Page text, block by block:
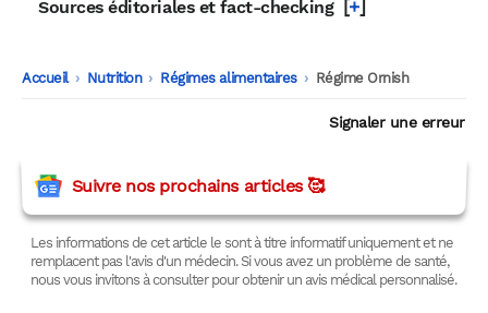
Sources éditoriales et fact-checking [+]
Accueil -
Nutrition -
Régimes alimentaires -
Régime Ornish
Signaler une erreur
Suivre nos prochains articles 🥰
Les informations de cet article le sont à titre informatif uniquement et ne
remplacent pas l'avis d'un médecin. Si vous avez un problème de santé,
nous vous invitons à consulter pour obtenir un avis médical personnalisé.